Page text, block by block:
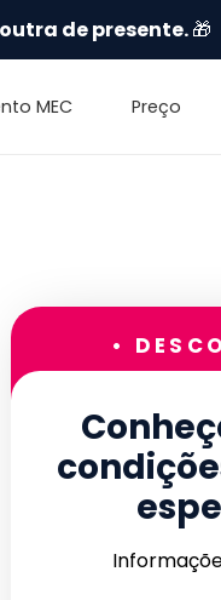
de presente.🎁
MEC Preço
•